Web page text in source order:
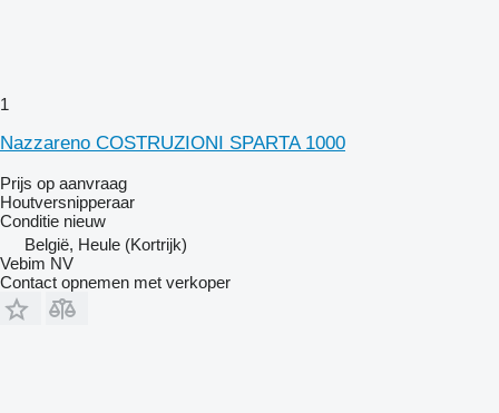
1
Nazzareno COSTRUZIONI SPARTA 1000
Prijs op aanvraag
Houtversnipperaar
Conditie nieuw
België, Heule (Kortrijk)
Vebim NV
Contact opnemen met verkoper